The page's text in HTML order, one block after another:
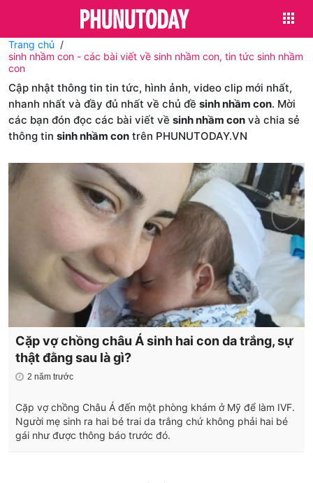
Trang chủ
sinh nhầm con - các bài viết về sinh nhầm con, tin tức sinh nhầm
con
Cập nhật thông tin tin tức, hình ảnh, video clip mới nhất,
nhanh nhất và đầy đủ nhất về chủ đề sinh nhầm con. Mời
các bạn đón đọc các bài viết về sinh nhầm con và chia sẻ
thông tin sinh nhầm con trên PHUNUTODAY.VN
Cặp vợ chồng châu Á sinh hai con da trắng, sự
thật đằng sau là gì?
2 năm trước
Cặp vợ chồng Châu Á đến một phòng khám ở Mỹ để làm IVF.
Người mẹ sinh ra hai bé trai da trắng chứ không phải hai bé
gái như được thông báo trước đó.